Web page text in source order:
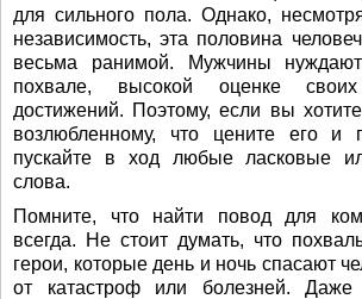
для сильного пола. Однако,
независимость, эта половина
весьма ранимой. Мужчины
похвале, высокой оценке
достижений. Поэтому, если вы
возлюбленному, что цените его и
пускайте в ход любые ласковые
слова.
Помните, что найти повод для
всегда. Не стоит думать, что
герои, которые день и ночь спасают
от катастроф или болезней. Даже